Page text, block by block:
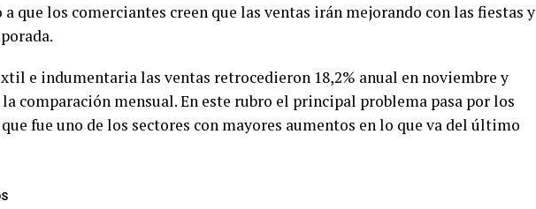
que los comerciantes creen que las ventas irán mejorando con las fiestas y
e indumentaria las ventas retrocedieron 18,2% anual en noviembre y
la comparación mensual. En este rubro el principal problema pasa por los
fue uno de los sectores con mayores aumentos en lo que va del último